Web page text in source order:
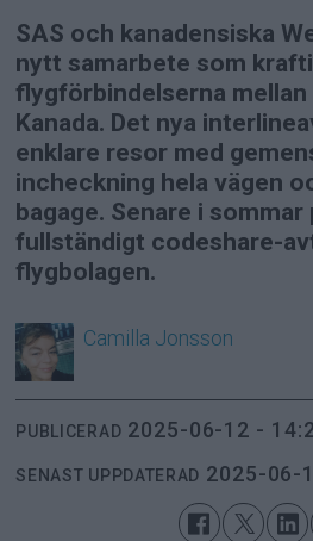
SAS och kanadensiska
nytt samarbete som
flygförbindelserna mellan
Kanada. Det nya
enklare resor med
incheckning hela vägen
bagage. Senare i
fullständigt codeshare-
flygbolagen.
Camilla Jonsson
PUBLICERAD 2025-06-12 -
SENAST UPPDATERAD 2025-06-